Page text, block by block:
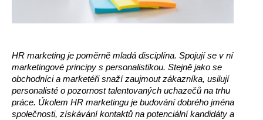
HR marketing je poměrně mladá disciplína. Spojují se v ní
marketingové principy s personalistikou. Stejně jako se
obchodníci a marketéři snaží zaujmout zákazníka, usilují
personalisté o pozornost talentovaných uchazečů na trhu
práce. Úkolem HR marketingu je budování dobrého jména
společnosti, získávání kontaktů na potenciální kandidáty a